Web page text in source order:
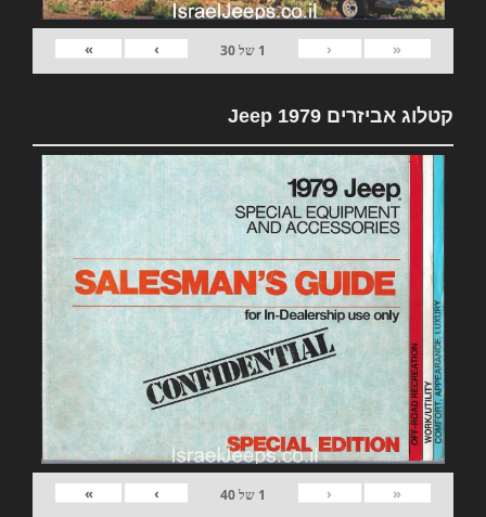
«
‹
1 של30
›
»
קטלוג אביזרים 1979 Jeep
«
‹
1 של40
›
»